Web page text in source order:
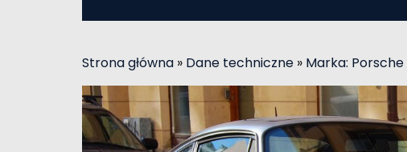
Strona główna » Dane techniczne » Marka: Porsche